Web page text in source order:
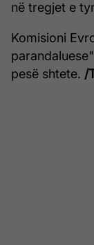
në tregjet e
Komisioni
pesë shtete. /